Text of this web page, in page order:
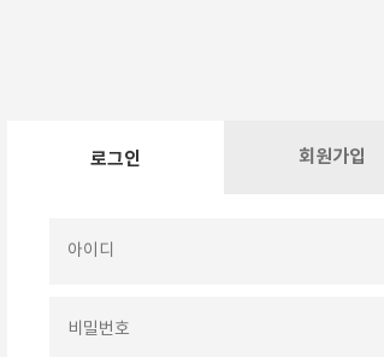
로그인 회원가입